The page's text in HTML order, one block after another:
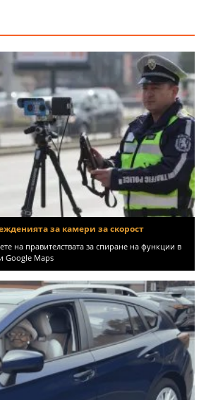
за камери за скорост
на правителствата за спиране на функции в
Google Maps